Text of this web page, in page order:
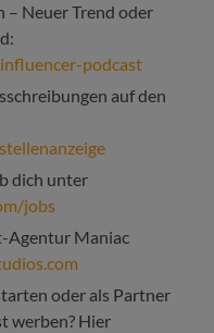
– Neuer Trend oder
podcast
auf den
dich unter
jobs
Agentur Maniac
oder als Partner
werben? Hier